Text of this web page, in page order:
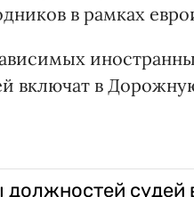
в рамках
включат в
судей